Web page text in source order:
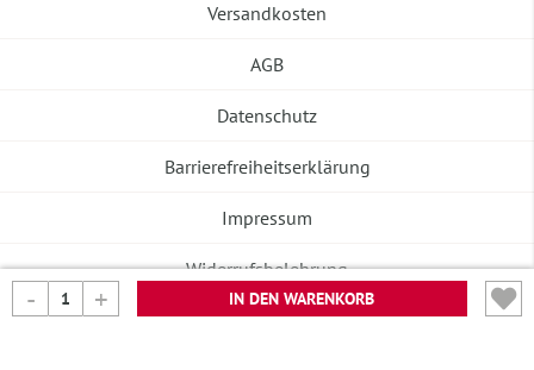
IN DEN WARENKORB
Versandkosten
AGB
Datenschutz
Barrierefreiheitserklärung
Impressum
Widerrufsbelehrung
Vertrag widerrufen